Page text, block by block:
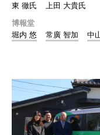
東 徹氏
上田 大貴氏
博報堂
堀内 悠
常廣 智加 中